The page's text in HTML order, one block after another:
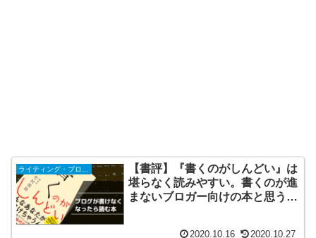
【書評】『書くのがしんどい』は
堪らなく読みやすい。書くのが進
まないブロガー向けの本と思うん
2020.10.16 2020.10.27